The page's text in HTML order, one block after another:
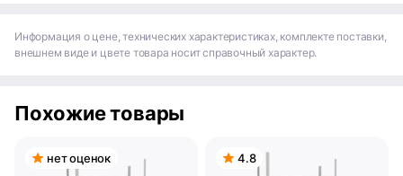
Информация о цене, технических характеристиках, комплекте поставки,
внешнем виде и цвете товара носит справочный характер.
Похожие товары
нет оценок 4.8